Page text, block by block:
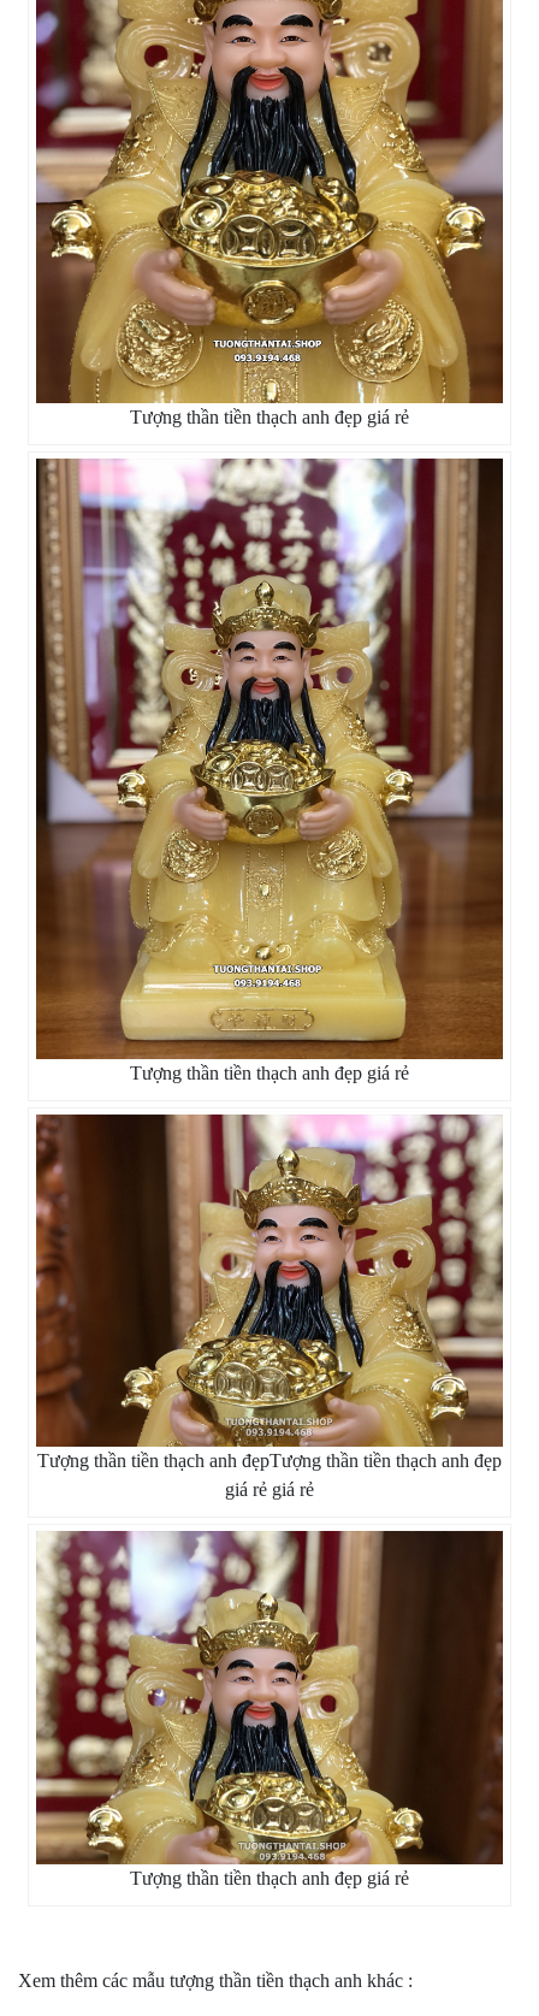
Tượng thần tiền thạch anh đẹp giá rẻ
Tượng thần tiền thạch anh đẹp giá rẻ
Tượng thần tiền thạch anh đẹpTượng thần tiền thạch anh đẹp
giá rẻ giá rẻ
Tượng thần tiền thạch anh đẹp giá rẻ
Xem thêm các mẫu tượng thần tiền thạch anh khác :